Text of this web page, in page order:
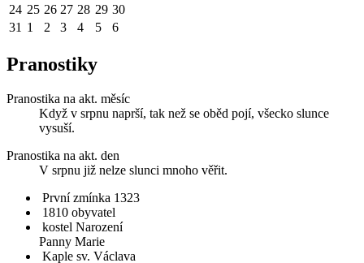
24 25 26 27 28 29 30
31 1 2 3 4 5 6
Pranostiky
Pranostika na akt. měsíc
Když v srpnu naprší, tak než se oběd pojí, všecko slunce
vysuší.
Pranostika na akt. den
V srpnu již nelze slunci mnoho věřit.
První zmínka 1323
1810 obyvatel
kostel Narození
Panny Marie
Kaple sv. Václava